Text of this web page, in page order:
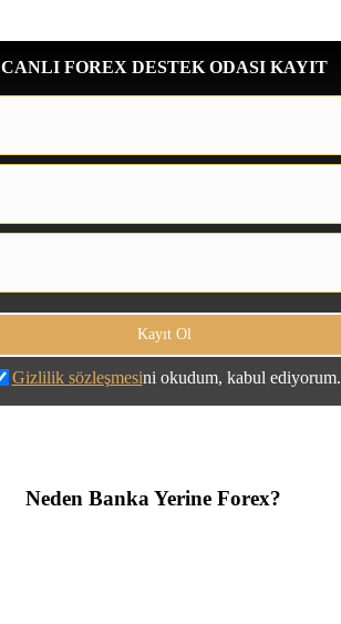
CANLI FOREX DESTEK ODASI KAYIT
Gizlilik sözleşmesini okudum, kabul ediyorum.
Neden Banka Yerine Forex?